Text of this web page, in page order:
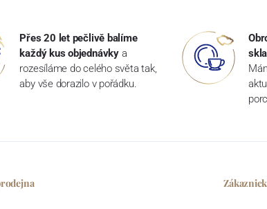
Přes 20 let pečlivě balíme
každý kus objednávky a
rozesíláme do celého světa tak,
aby vše dorazilo v pořádku.